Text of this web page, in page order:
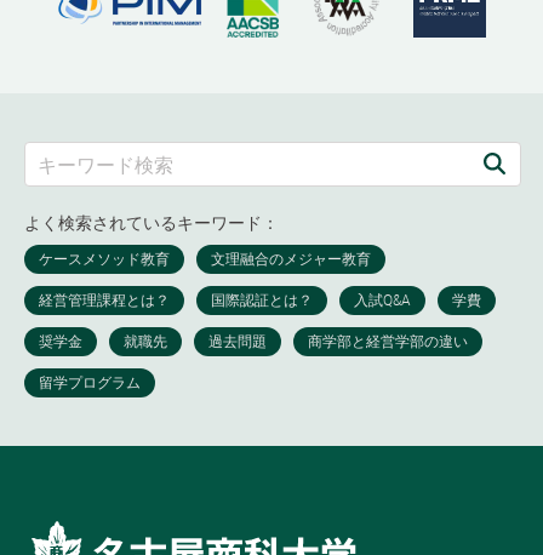
よく検索されているキーワード：